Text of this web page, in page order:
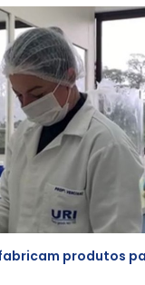
fabricam produtos